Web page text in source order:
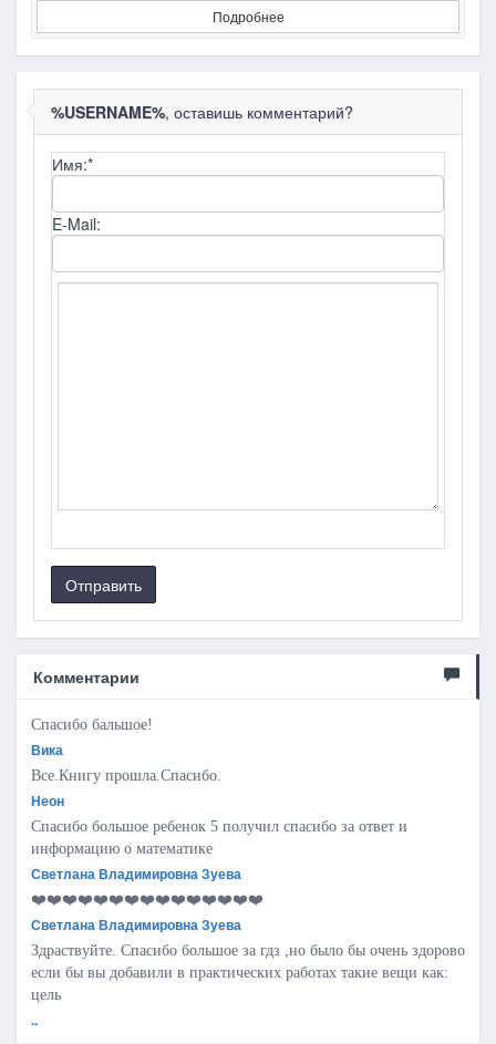
Подробнее
%USERNAME%, оставишь комментарий?
Имя:*
E-Mail:
Отправить
Комментарии
Спасибо бальшое!
Вика
Все.Книгу прошла.Спасибо.
Неон
Спасибо большое ребенок 5 получил спасибо за ответ и
информацию о математике
Светлана Владимировна Зуева
❤️❤️❤️❤️❤️❤️❤️❤️❤️❤️❤️❤️❤️❤️❤️
Светлана Владимировна Зуева
Здраствуйте. Спасибо большое за гдз ,но было бы очень здорово
если бы вы добавили в практических работах такие вещи как:
цель
..